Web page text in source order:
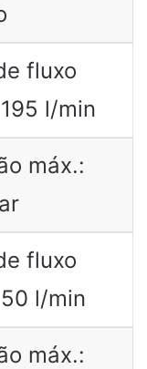
fluxo
l/min
máx.:
fluxo
l/min
máx.: